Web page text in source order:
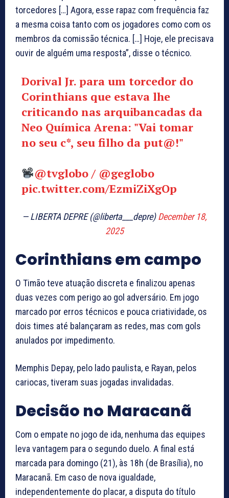
torcedores […] Agora, esse rapaz com frequência faz
a mesma coisa tanto com os jogadores como com os
membros da comissão técnica. […] Hoje, ele precisava
ouvir de alguém uma resposta”, disse o técnico.
Dorival Jr. para um torcedor do
Corinthians que estava lhe
criticando nas arquibancadas da
Neo Química Arena: "Vai tomar
no seu c*, seu filho da put@!"
@tvglobo/ @geglobo
pic.twitter.com/EzmiZiXgOp
— LIBERTA DEPRE (@liberta___depre)December 18,
2025
Corinthians em campo
O Timão teve atuação discreta e finalizou apenas
duas vezes com perigo ao gol adversário. Em jogo
marcado por erros técnicos e pouca criatividade, os
dois times até balançaram as redes, mas com gols
anulados por impedimento.
Memphis Depay, pelo lado paulista, e Rayan, pelos
cariocas, tiveram suas jogadas invalidadas.
Decisão no Maracanã
Com o empate no jogo de ida, nenhuma das equipes
leva vantagem para o segundo duelo. A final está
marcada para domingo (21), às 18h (de Brasília), no
Maracanã. Em caso de nova igualdade,
independentemente do placar, a disputa do título